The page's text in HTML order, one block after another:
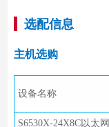
选配信息
主机选购
设备名称
S6530X-24X8C以太网